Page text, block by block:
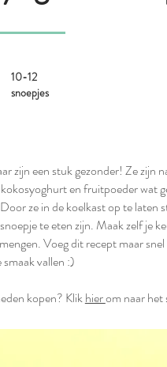
10-12
snoepjes
zijn een stuk gezonder! Ze zijn
en fruitpoeder wat
ze in de koelkast op te laten
te eten zijn. Maak zelf je
Voeg dit recept maar
smaak vallen :)
kopen? Klikhierom naar het